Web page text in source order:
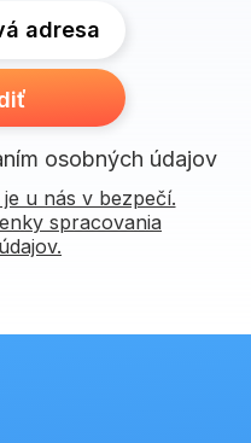
adresa
osobných údajov
u nás v bezpečí.
spracovania